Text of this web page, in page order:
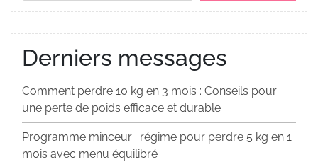
Derniers messages
Comment perdre 10 kg en 3 mois : Conseils pour
une perte de poids efficace et durable
Programme minceur : régime pour perdre 5 kg en 1
mois avec menu équilibré